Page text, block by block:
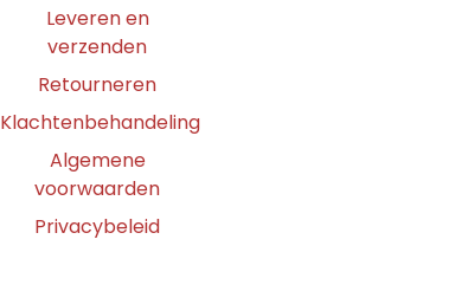
Leveren en
verzenden
Retourneren
Klachtenbehandeling
Algemene
voorwaarden
Privacybeleid